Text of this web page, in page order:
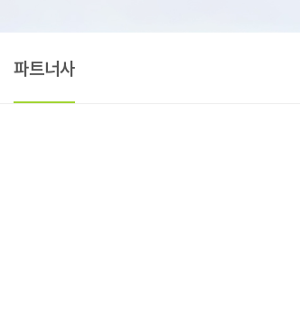
파트너사